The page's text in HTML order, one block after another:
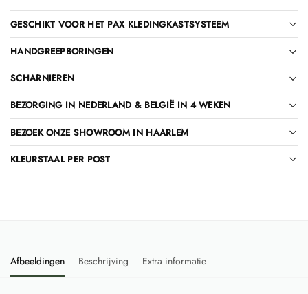
GESCHIKT VOOR HET PAX KLEDINGKASTSYSTEEM
HANDGREEPBORINGEN
SCHARNIEREN
BEZORGING IN NEDERLAND & BELGIË IN 4 WEKEN
BEZOEK ONZE SHOWROOM IN HAARLEM
KLEURSTAAL PER POST
Afbeeldingen Beschrijving Extra informatie